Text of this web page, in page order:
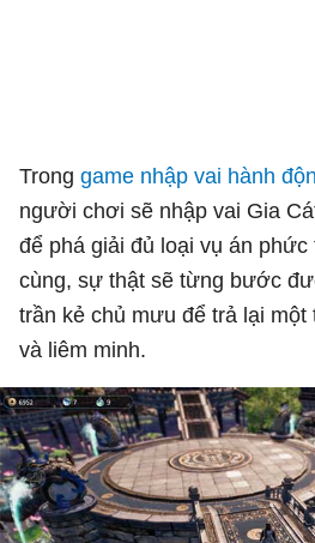
Trong game nhập vai hành
người chơi sẽ nhập vai Gia
để phá giải đủ loại vụ án phức
cùng, sự thật sẽ từng bước
trần kẻ chủ mưu để trả lại một
và liêm minh.